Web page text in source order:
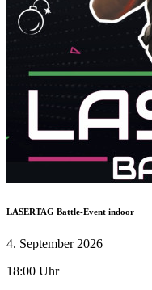
LASERTAG Battle-Event indoor
4. September 2026
18:00 Uhr